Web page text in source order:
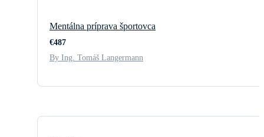
Mentálna príprava športovca
€487
By Ing. Tomáš Langermann